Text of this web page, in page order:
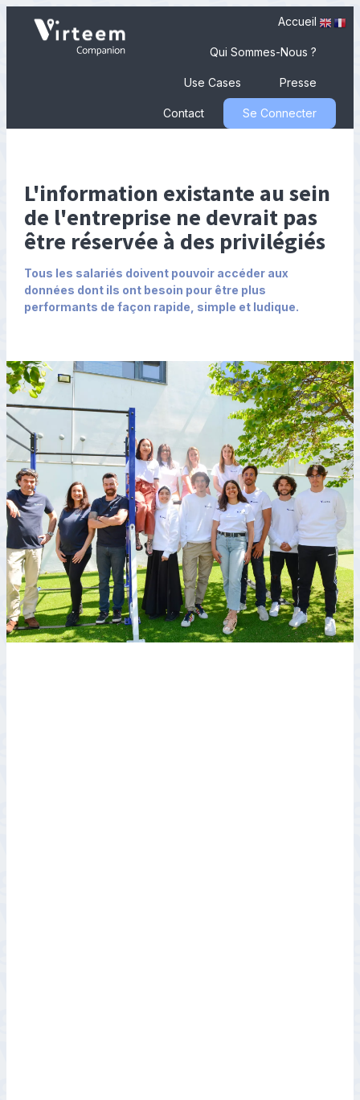
Accueil
Qui Sommes-Nous ?
Use Cases Presse
Contact Se Connecter
L'information existante au sein
de l'entreprise ne devrait pas
être réservée à des privilégiés
Tous les salariés doivent pouvoir accéder aux
données dont ils ont besoin pour être plus
performants de façon rapide, simple et ludique.